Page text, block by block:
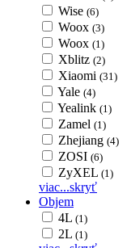
Wise (6)
Woox (3)
Woox (1)
Xblitz (2)
Xiaomi (31)
Yale (4)
Yealink (1)
Zamel (1)
Zhejiang (4)
ZOSI (6)
ZyXEL (1)
viac...skryť
Objem
4L (1)
2L (1)